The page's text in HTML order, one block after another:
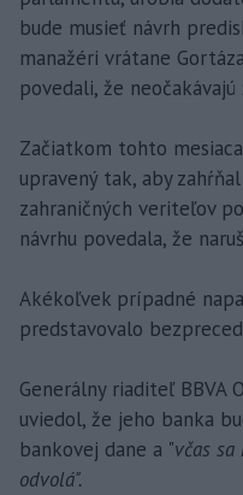
bude musieť návrh
manažéri vrátane
povedali, že
Začiatkom tohto
upravený tak, aby
zahraničných veriteľov
návrhu povedala, že
Akékoľvek prípadné
predstavovalo
Generálny riaditeľ BBVA
uviedol, že jeho banka
bankovej dane a "včas
odvolá".